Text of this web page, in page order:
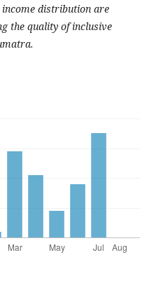
distribution are
the quality of inclusive